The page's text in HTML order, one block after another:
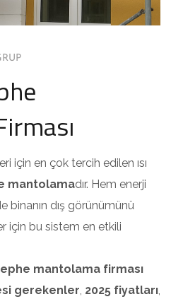
için en çok tercih edilen ısı
mantolamadır. Hem enerji
binanın dış görünümünü
için bu sistem en etkili
mantolama firması
gerekenler, 2025 fiyatları,